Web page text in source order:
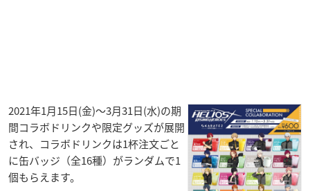
2021年1月15日(金)～3月31日(水)の期
間コラボドリンクや限定グッズが展開
され、コラボドリンクは1杯注文ごと
に缶バッジ（全16種）がランダムで1
個もらえます。